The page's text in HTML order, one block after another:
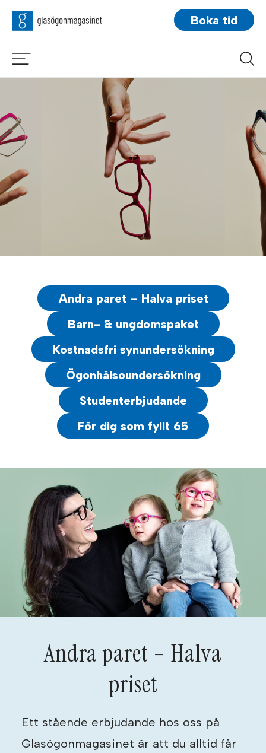
Boka tid
Andra paret – Halva priset
Barn- & ungdomspaket
Kostnadsfri synundersökning
Ögonhälsoundersökning
Studenterbjudande
För dig som fyllt 65
Andra paret – Halva
priset
Ett stående erbjudande hos oss på
Glasögonmagasinet är att du alltid får